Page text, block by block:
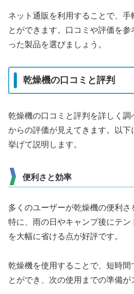
ネット通販を利用することで、手
とができます。口コミや評価を
った製品を選びましょう。
乾燥機の口コミと評判
乾燥機の口コミと評判を詳しく
からの評価が見えてきます。以
挙げて説明します。
便利さと効率
多くのユーザーが乾燥機の便利さ
特に、雨の日やキャンプ後にテン
を大幅に省ける点が好評です。
乾燥機を使用することで、短時間
とができ、次の使用までの準備が